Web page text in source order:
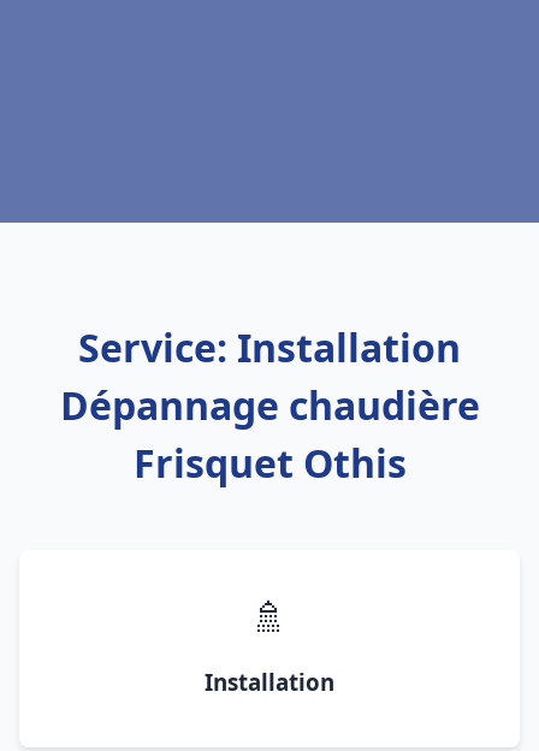
Service: Installation
Dépannage chaudière
Frisquet Othis
🚿
Installation